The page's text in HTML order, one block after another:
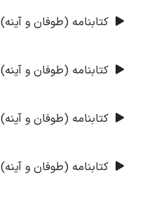
کتابنامه (طوفان و آینه) 17
کتابنامه (طوفان و آینه) 18
کتابنامه (طوفان و آینه) 19
کتابنامه (طوفان و آینه) 20